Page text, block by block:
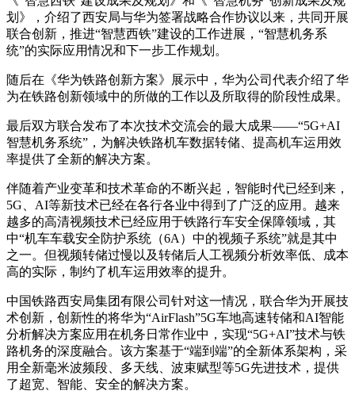
划》，介绍了西安局与华为签署战略合作协议以来，共同开展
联合创新，推进“智慧西铁”建设的工作进展，“智慧机务系
统”的实际应用情况和下一步工作规划。
随后在《华为铁路创新方案》展示中，华为公司代表介绍了华
为在铁路创新领域中的所做的工作以及所取得的阶段性成果。
最后双方联合发布了本次技术交流会的最大成果——“5G+AI
智慧机务系统”，为解决铁路机车数据转储、提高机车运用效
率提供了全新的解决方案。
伴随着产业变革和技术革命的不断兴起，智能时代已经到来，
5G、AI等新技术已经在各行各业中得到了广泛的应用。越来
越多的高清视频技术已经应用于铁路行车安全保障领域，其
中“机车车载安全防护系统（6A）中的视频子系统”就是其中
之一。但视频转储过慢以及转储后人工视频分析效率低、成本
高的实际，制约了机车运用效率的提升。
中国铁路西安局集团有限公司针对这一情况，联合华为开展技
术创新，创新性的将华为“AirFlash”5G车地高速转储和AI智能
分析解决方案应用在机务日常作业中，实现“5G+AI”技术与铁
路机务的深度融合。该方案基于“端到端”的全新体系架构，采
用全新毫米波频段、多天线、波束赋型等5G先进技术，提供
了超宽、智能、安全的解决方案。